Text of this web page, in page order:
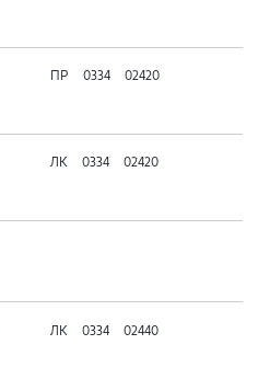
ПР 0334 02420
ЛК 0334 02420
ЛК 0334 02440